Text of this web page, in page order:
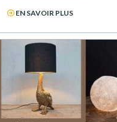
EN SAVOIR PLUS